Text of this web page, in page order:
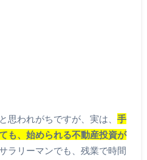
思われがちですが、実は、 手
も、始められる不動産投資が
ラリーマンでも、残業で時間